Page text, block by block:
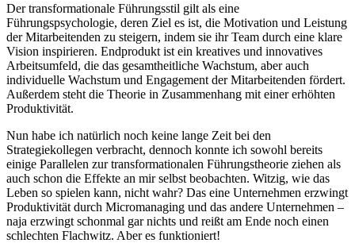
Der transformationale Führungsstil gilt als eine
Führungspsychologie, deren Ziel es ist, die Motivation und Leistung
der Mitarbeitenden zu steigern, indem sie ihr Team durch eine klare
Vision inspirieren. Endprodukt ist ein kreatives und innovatives
Arbeitsumfeld, die das gesamtheitliche Wachstum, aber auch
individuelle Wachstum und Engagement der Mitarbeitenden fördert.
Außerdem steht die Theorie in Zusammenhang mit einer erhöhten
Produktivität.
Nun habe ich natürlich noch keine lange Zeit bei den
Strategiekollegen verbracht, dennoch konnte ich sowohl bereits
einige Parallelen zur transformationalen Führungstheorie ziehen als
auch schon die Effekte an mir selbst beobachten. Witzig, wie das
Leben so spielen kann, nicht wahr? Das eine Unternehmen erzwingt
Produktivität durch Micromanaging und das andere Unternehmen –
naja erzwingt schonmal gar nichts und reißt am Ende noch einen
schlechten Flachwitz. Aber es funktioniert!